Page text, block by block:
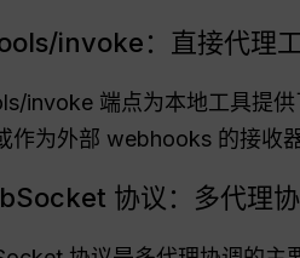
invoke：直接代理
invoke 端点为本地工具提
作为外部 webhooks 的接收
协议：多代理